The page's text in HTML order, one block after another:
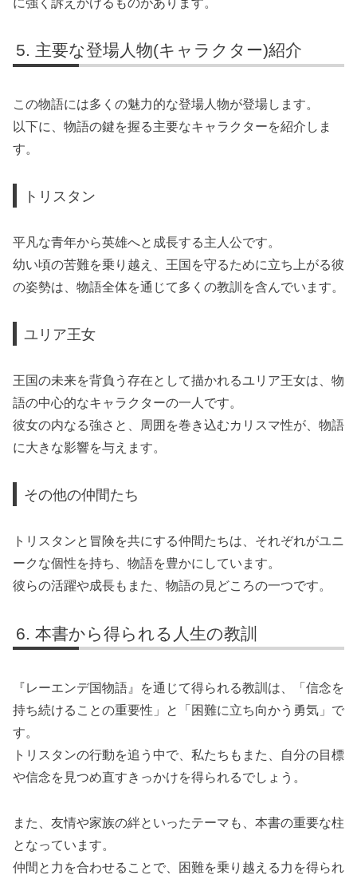
主要な登場人物(キャラクター)紹介
この物語には多くの魅力的な登場人物が登場します。
以下に、物語の鍵を握る主要なキャラクターを紹介しま
す。
トリスタン
平凡な青年から英雄へと成長する主人公です。
幼い頃の苦難を乗り越え、王国を守るために立ち上がる彼
の姿勢は、物語全体を通じて多くの教訓を含んでいます。
ユリア王女
王国の未来を背負う存在として描かれるユリア王女は、物
語の中心的なキャラクターの一人です。
彼女の内なる強さと、周囲を巻き込むカリスマ性が、物語
に大きな影響を与えます。
その他の仲間たち
トリスタンと冒険を共にする仲間たちは、それぞれがユニ
ークな個性を持ち、物語を豊かにしています。
彼らの活躍や成長もまた、物語の見どころの一つです。
本書から得られる人生の教訓
『レーエンデ国物語』を通じて得られる教訓は、「信念を
持ち続けることの重要性」と「困難に立ち向かう勇気」で
す。
トリスタンの行動を追う中で、私たちもまた、自分の目標
や信念を見つめ直すきっかけを得られるでしょう。
また、友情や家族の絆といったテーマも、本書の重要な柱
となっています。
仲間と力を合わせることで、困難を乗り越える力を得られ